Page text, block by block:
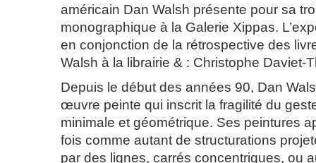
américain Dan Walsh présente pour sa
monographique à la Galerie Xippas.
en conjonction de la rétrospective des
Walsh à la librairie & : Christophe Daviet-
Depuis le début des années 90, Dan
œuvre peinte qui inscrit la fragilité du
minimale et géométrique. Ses peintures
fois comme autant de structurations
par des lignes, carrés concentriques, ou